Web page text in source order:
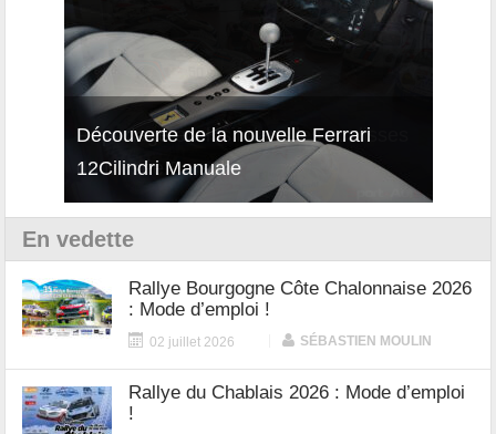
Découverte de la nouvelle Ferrari
12Cilindri Manuale
En vedette
Rallye Bourgogne Côte Chalonnaise 2026
: Mode d’emploi !
02 juillet 2026 SÉBASTIEN MOULIN
Rallye du Chablais 2026 : Mode d’emploi
!